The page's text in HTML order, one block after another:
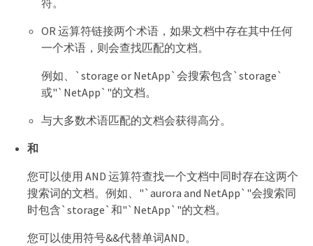
符。
OR 运算符链接两个术语，如果文档中存在其中任何
一个术语，则会查找匹配的文档。
例如、`storage or NetApp`会搜索包含`storage`
或"`NetApp`"的文档。
与大多数术语匹配的文档会获得高分。
和
您可以使用 AND 运算符查找一个文档中同时存在这两个
搜索词的文档。例如、"`aurora and NetApp`"会搜索同
时包含`storage`和"`NetApp`"的文档。
您可以使用符号&&代替单词AND。